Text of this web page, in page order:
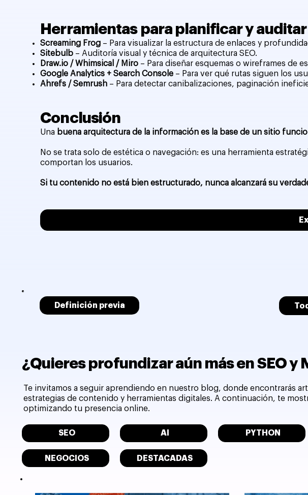
Herramientas para planificar y
Screaming Frog – Para visualizar la estructura de enlaces y
Sitebulb – Auditoría visual y técnica de arquitectura SEO.
Draw.io / Whimsical / Miro – Para diseñar esquemas o wireframes de
Google Analytics + Search Console – Para ver qué rutas siguen los
Ahrefs / Semrush – Para detectar canibalizaciones, paginación
Conclusión
Una buena arquitectura de la información es la base de un sitio
No se trata solo de estética o navegación: es una herramienta
comportan los usuarios.
Si tu contenido no está bien estructurado, nunca alcanzará su
Definición previa
¿Quieres profundizar aún más en SEO y
Te invitamos a seguir aprendiendo en nuestro blog, donde encontrarás
estrategias de contenido y herramientas digitales. A continuación, te
optimizando tu presencia online.
SEO AI PYTHON
NEGOCIOS DESTACADAS